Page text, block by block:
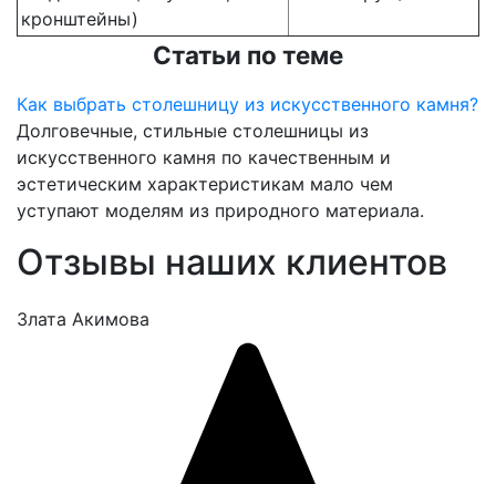
кронштейны)
Статьи по теме
Как выбрать столешницу из искусственного камня?
Долговечные, стильные столешницы из
искусственного камня по качественным и
эстетическим характеристикам мало чем
уступают моделям из природного материала.
Отзывы наших клиентов
Злата Акимова